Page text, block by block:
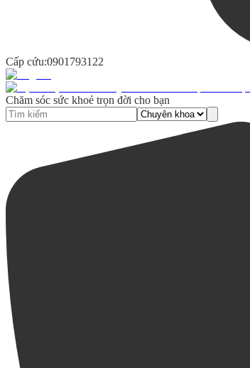
Cấp cứu:0901793122
Chăm sóc sức khoẻ trọn đời cho bạn